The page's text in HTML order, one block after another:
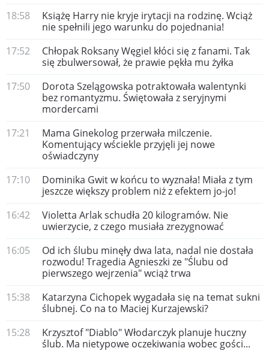
18:58
Książę Harry nie kryje irytacji na rodzinę. Wciąż
nie spełnili jego warunku do pojednania!
17:52
Chłopak Roksany Węgiel kłóci się z fanami. Tak
się zbulwersował, że prawie pękła mu żyłka
17:50
Dorota Szelągowska potraktowała walentynki
bez romantyzmu. Świętowała z seryjnymi
mordercami
17:21
Mama Ginekolog przerwała milczenie.
Komentujący wściekle przyjęli jej nowe
oświadczyny
17:10
Dominika Gwit w końcu to wyznała! Miała z tym
jeszcze większy problem niż z efektem jo-jo!
16:42
Violetta Arlak schudła 20 kilogramów. Nie
uwierzycie, z czego musiała zrezygnować
16:05
Od ich ślubu minęły dwa lata, nadal nie dostała
rozwodu! Tragedia Agnieszki ze "Ślubu od
pierwszego wejrzenia" wciąż trwa
15:38
Katarzyna Cichopek wygadała się na temat sukni
ślubnej. Co na to Maciej Kurzajewski?
15:28
Krzysztof "Diablo" Włodarczyk planuje huczny
ślub. Ma nietypowe oczekiwania wobec gości...